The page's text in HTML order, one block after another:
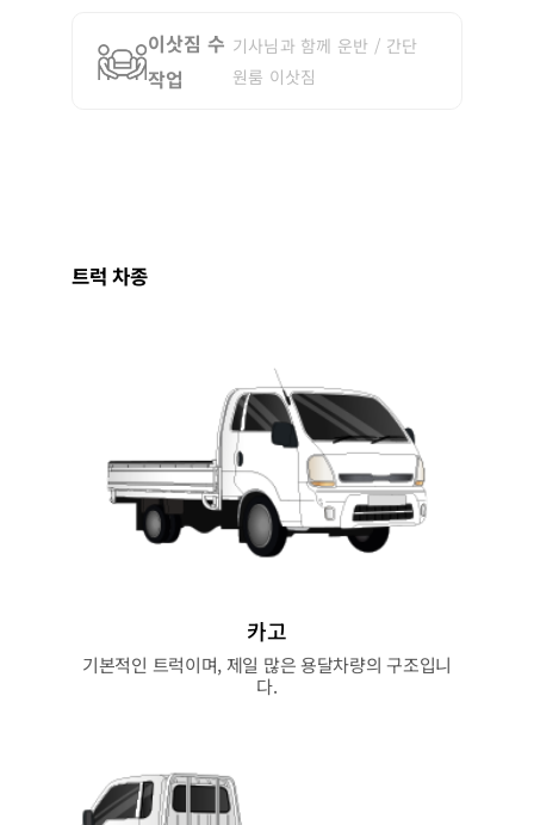
이삿짐 수
작업
기사님과 함께 운반 / 간단
원룸 이삿짐
트럭 차종
카고
기본적인 트럭이며, 제일 많은 용달차량의 구조입니
다.